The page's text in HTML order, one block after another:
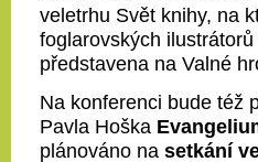
veletrhu Svět knihy, na
foglarovských ilustrátorů
představena na Valné
Na konferenci bude též
Pavla Hoška
plánováno na setkání